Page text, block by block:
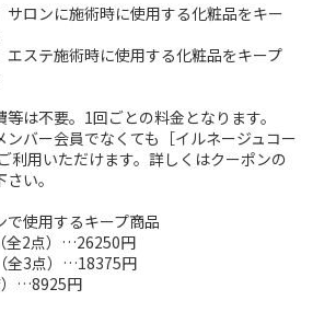
サロンに施術時に使用する化粧品をキー
エステ施術時に使用する化粧品をキープ
は不要。1回ごとの料金となります。
バー会員でなくても［イルネージュコー
利用いただけます。詳しくはクーポンの
い。
で使用するキープ商品
全2点）…26250円
全3点）…18375円
）…8925円